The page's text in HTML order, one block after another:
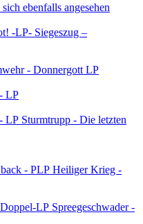
ebenfalls angesehen
Siegeszug –
- Donnergott LP
LP
Sturmtrupp - Die letzten
Heiliger Krieg -
Spreegeschwader -